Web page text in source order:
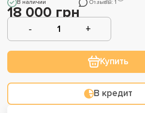
В наличии Отзывы: 1
18 000 грн
Купить
В кредит